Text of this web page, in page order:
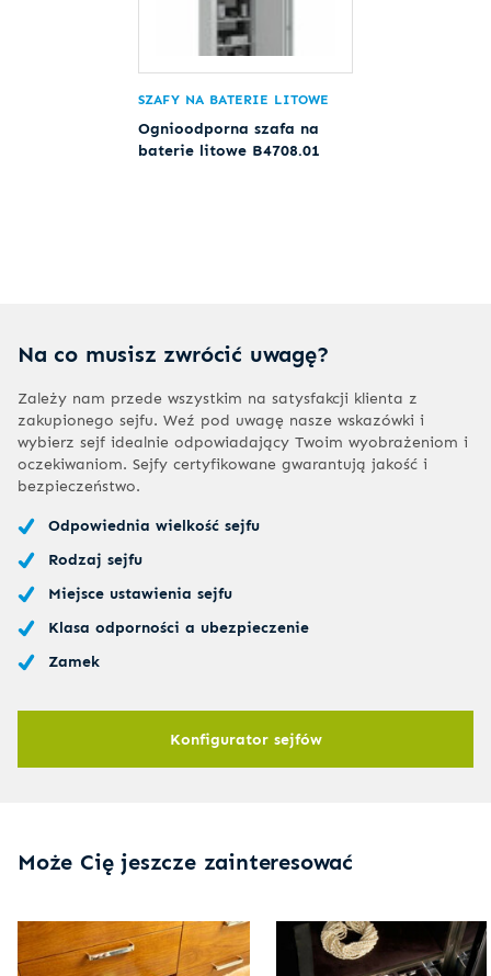
SZAFY NA BATERIE LITOWE
Ognioodporna szafa na
baterie litowe B4708.01
Na co musisz zwrócić uwagę?
Zależy nam przede wszystkim na satysfakcji klienta z
zakupionego sejfu. Weź pod uwagę nasze wskazówki i
wybierz sejf idealnie odpowiadający Twoim wyobrażeniom i
oczekiwaniom. Sejfy certyfikowane gwarantują jakość i
bezpieczeństwo.
Odpowiednia wielkość sejfu
Rodzaj sejfu
Miejsce ustawienia sejfu
Klasa odporności a ubezpieczenie
Zamek
Konfigurator sejfów
Może Cię jeszcze zainteresować